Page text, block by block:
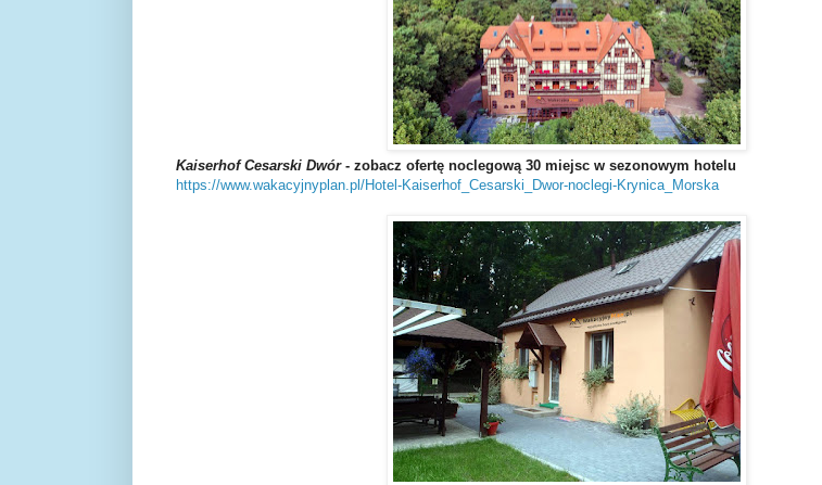
Kaiserhof Cesarski Dwór- zobacz ofertę noclegową 30 miejsc w sezonowym hotelu
https://www.wakacyjnyplan.pl/Hotel-Kaiserhof_Cesarski_Dwor-noclegi-Krynica_Morska